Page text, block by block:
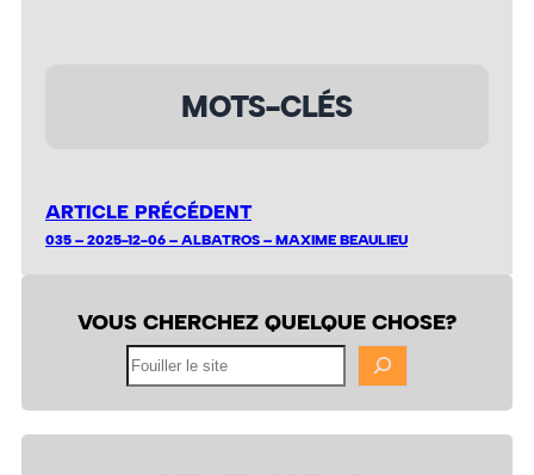
MOTS-CLÉS
ARTICLE PRÉCÉDENT
035 – 2025-12-06 – ALBATROS – MAXIME BEAULIEU
VOUS CHERCHEZ QUELQUE CHOSE?